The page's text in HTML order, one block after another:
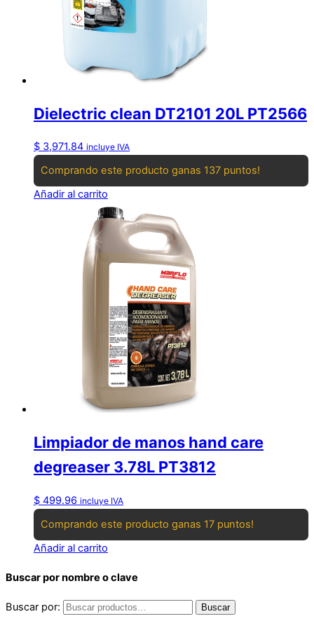
Dielectric clean DT2101 20L PT2566
$ 3,971.84 incluye IVA
Comprando este producto ganas 137 puntos!
Añadir al carrito
Limpiador de manos hand care
degreaser 3.78L PT3812
$ 499.96 incluye IVA
Comprando este producto ganas 17 puntos!
Añadir al carrito
Buscar por nombre o clave
Buscar por: Buscar